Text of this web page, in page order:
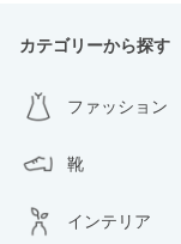
カテゴリーから探す
ファッション
靴
インテリア